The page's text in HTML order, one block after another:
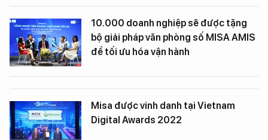
10.000 doanh nghiệp sẽ được tặng
bộ giải pháp văn phòng số MISA AMIS
để tối ưu hóa vận hành
Misa được vinh danh tại Vietnam
Digital Awards 2022